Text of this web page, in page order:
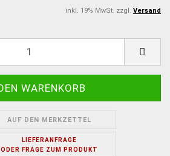
inkl. 19% MwSt. zzgl. Versand
AUF DEN MERKZETTEL
LIEFERANFRAGE
ODER FRAGE ZUM PRODUKT